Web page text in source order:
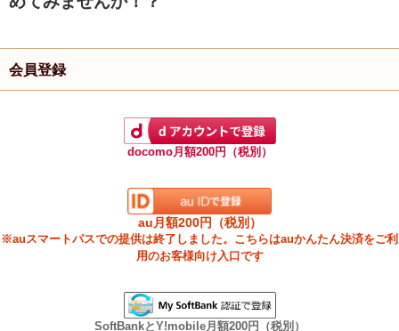
会員登録
docomo月額200円（税別）
au月額200円（税別）
※auスマートパスでの提供は終了しました。こちらはauかんたん決済をご利
用のお客様向け入口です
SoftBankとY!mobile月額200円（税別）